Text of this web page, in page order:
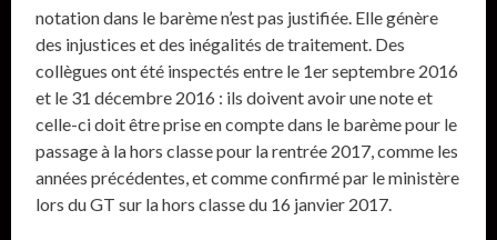
notation dans le barème n’est pas justifiée. Elle génère
des injustices et des inégalités de traitement. Des
collègues ont été inspectés entre le 1er septembre 2016
et le 31 décembre 2016 : ils doivent avoir une note et
celle-ci doit être prise en compte dans le barème pour le
passage à la hors classe pour la rentrée 2017, comme les
années précédentes, et comme confirmé par le ministère
lors du GT sur la hors classe du 16 janvier 2017.